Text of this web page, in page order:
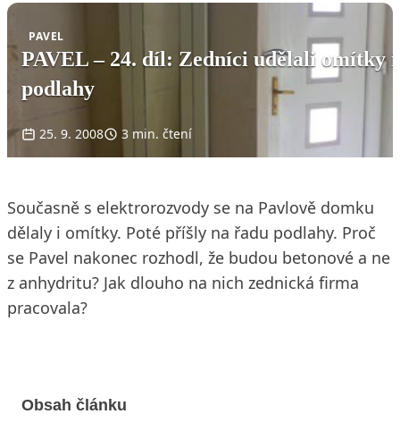
PAVEL
PAVEL – 24. díl: Zedníci udělali omítky i
podlahy
25. 9. 2008 3 min. čtení
Současně s elektrorozvody se na Pavlově domku
dělaly i omítky. Poté příšly na řadu podlahy. Proč
se Pavel nakonec rozhodl, že budou betonové a ne
z anhydritu? Jak dlouho na nich zednická firma
pracovala?
Obsah článku